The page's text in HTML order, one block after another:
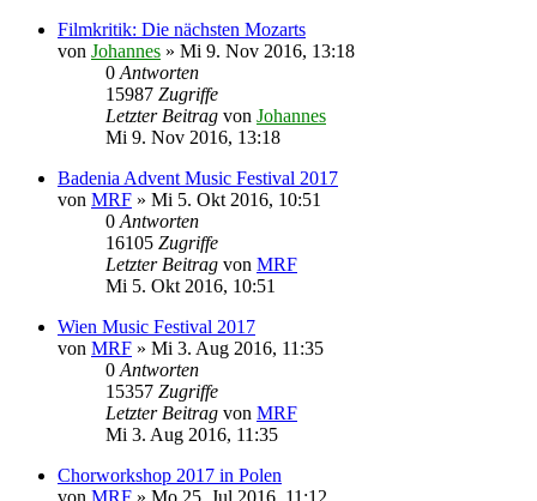
Filmkritik: Die nächsten Mozarts
von Johannes » Mi 9. Nov 2016, 13:18
0 Antworten
15987 Zugriffe
Letzter Beitrag von Johannes
Mi 9. Nov 2016, 13:18
Badenia Advent Music Festival 2017
von MRF » Mi 5. Okt 2016, 10:51
0 Antworten
16105 Zugriffe
Letzter Beitrag von MRF
Mi 5. Okt 2016, 10:51
Wien Music Festival 2017
von MRF » Mi 3. Aug 2016, 11:35
0 Antworten
15357 Zugriffe
Letzter Beitrag von MRF
Mi 3. Aug 2016, 11:35
Chorworkshop 2017 in Polen
von MRF » Mo 25. Jul 2016, 11:12